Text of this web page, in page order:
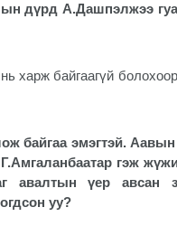
дүрд А.Дашпэлжээ
харж байгаагүй
байгаа эмэгтэй.
гэж
авалтын үер
уу?